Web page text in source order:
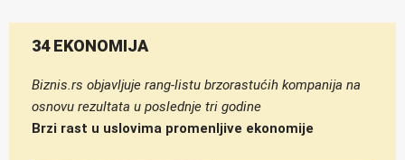
34 EKONOMIJA
Biznis.rs objavljuje rang-listu brzorastućih kompanija na
osnovu rezultata u poslednje tri godine
Brzi rast u uslovima promenljive ekonomije